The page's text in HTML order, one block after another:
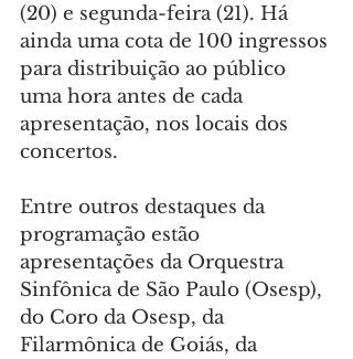
(20) e segunda-feira (21). Há
ainda uma cota de 100 ingressos
para distribuição ao público
uma hora antes de cada
apresentação, nos locais dos
concertos.
Entre outros destaques da
programação estão
apresentações da Orquestra
Sinfônica de São Paulo (Osesp),
do Coro da Osesp, da
Filarmônica de Goiás, da